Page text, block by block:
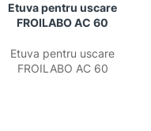
Etuva pentru uscare
FROILABO AC 60
Etuva pentru uscare
FROILABO AC 60